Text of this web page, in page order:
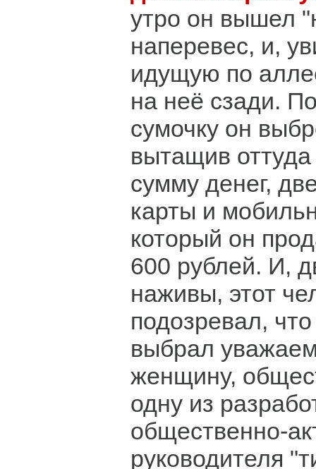
утро он вышел
наперевес, и,
идущую по
на неё сзади.
сумочку он
вытащив
сумму денег,
карты и
который он
600 рублей. И,
наживы, этот
подозревал,
выбрал
женщину,
одну из
общественно-
руководителя